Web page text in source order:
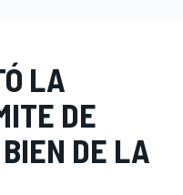
LA
DE
DE LA